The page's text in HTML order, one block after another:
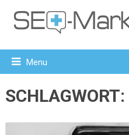
Menu
SCHLAGWORT: